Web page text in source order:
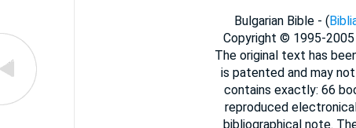
Bulgarian Bible - (
Copyright © 1995-
The original text has
is patented and may
contains exactly: 66
reproduced
bibliographical note.